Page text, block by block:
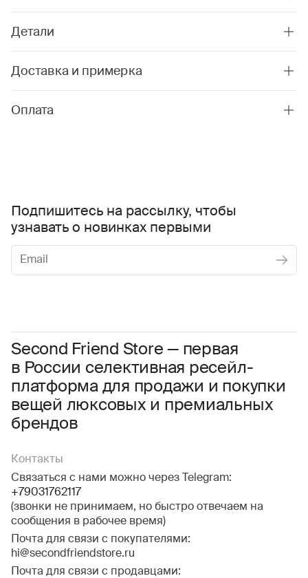
Детали
Доставка и примерка
Оплата
Second Friend Store — первая
в России селективная ресейл-
платформа для продажи и покупки
вещей люксовых и премиальных
брендов
Контакты
Связаться с нами можно через Telegram:
+79031762117
(звонки не принимаем, но быстро отвечаем на
сообщения в рабочее время)
Почта для связи с покупателями:
hi@secondfriendstore.ru
Почта для связи с продавцами:
Подпишитесь на рассылку, чтобы
узнавать о новинках первыми
Соглашаюсь с условиями Пользовательского соглашения
Даю согласие на получение рекламной информации.